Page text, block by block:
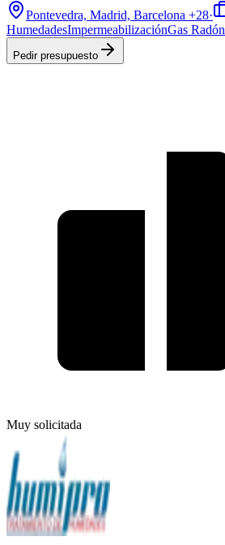
Pontevedra, Madrid, Barcelona +28·
HumedadesImpermeabilizaciónGas Radón
Pedir presupuesto
Muy solicitada